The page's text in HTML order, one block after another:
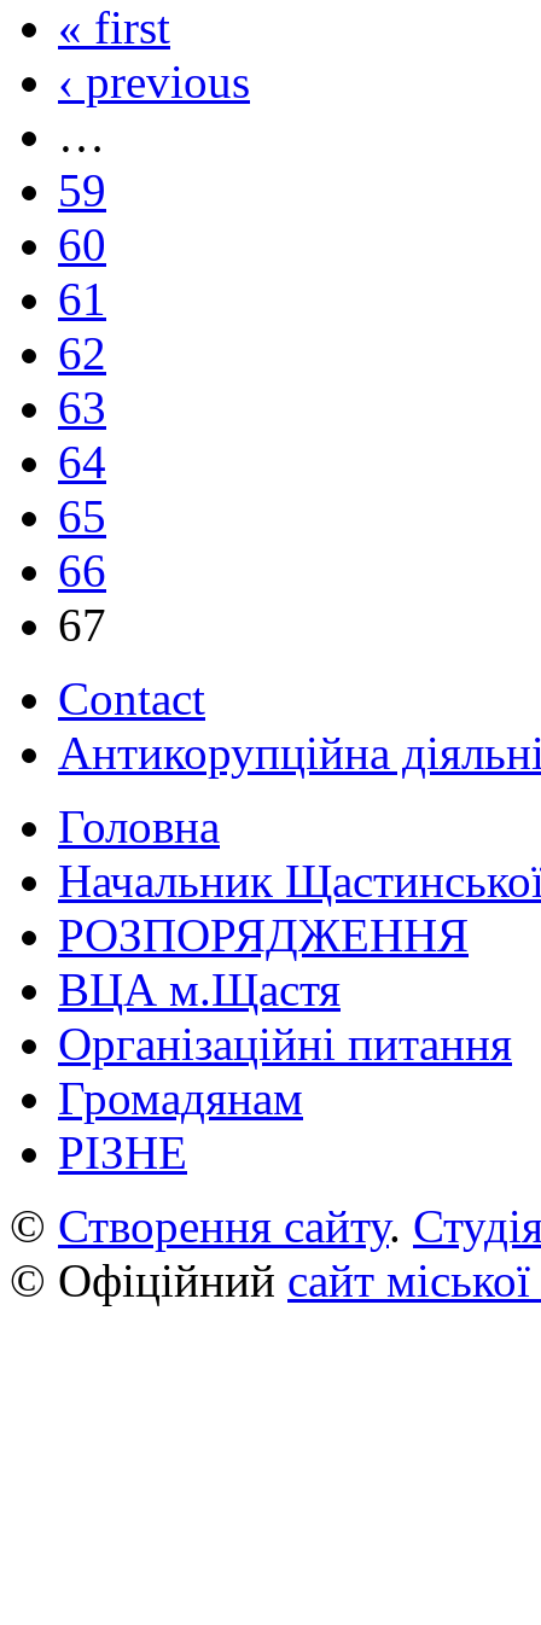
« first
‹ previous
…
59
60
61
62
63
64
65
66
67
Contact
Антикорупційна
Головна
Начальник
РОЗПОРЯДЖЕННЯ
ВЦА м.Щастя
Організаційні питання
Громадянам
РІЗНЕ
© Створення сайту.
© Офіційний сайт